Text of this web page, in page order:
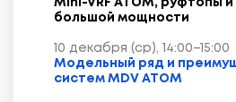
Mini-VRF ATOM, руфтопы
большой мощности
10 декабря (ср), 14:00–15:00
Модельный ряд и
систем MDV ATOM